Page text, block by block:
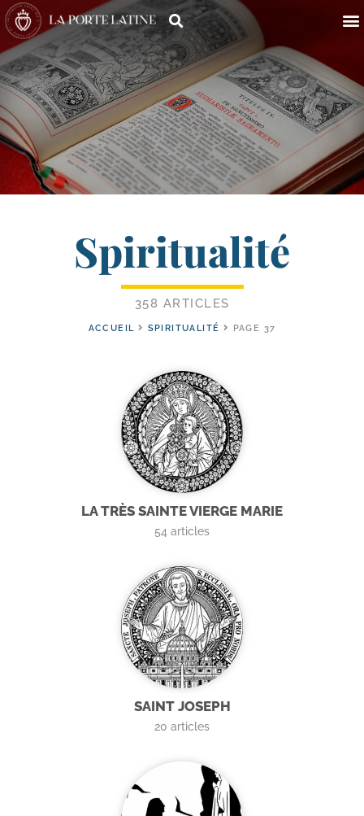
Spiritualité
358 ARTICLES
ACCUEIL SPIRITUALITÉ PAGE 37
LA TRÈS SAINTE VIERGE MARIE
54 articles
SAINT JOSEPH
20 articles